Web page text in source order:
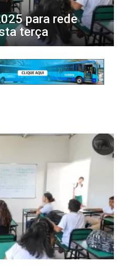
para rede
terça